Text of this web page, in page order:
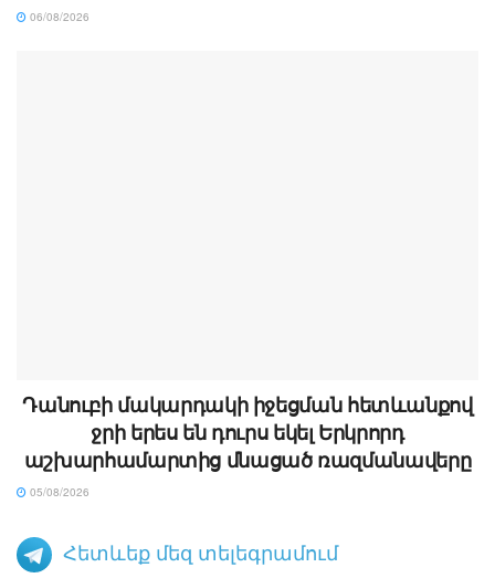
06/08/2026
Դանուբի մակարդակի իջեցման հետևանքով
ջրի երես են դուրս եկել Երկրորդ
աշխարհամարտից մնացած ռազմանավերը
05/08/2026
Հետևեք մեզ տելեգրամում